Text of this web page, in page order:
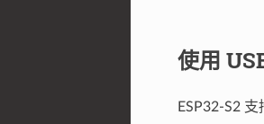
使用
ESP32-S2